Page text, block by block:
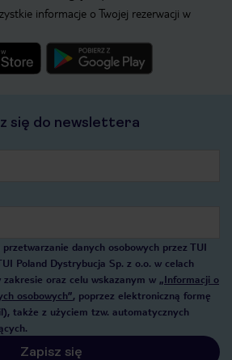
informacje o Twojej rezerwacji w
się do newslettera
danych osobowych przez TUI
Poland Dystrybucja Sp. z o.o. w celach
zakresie oraz celu wskazanym w „Informacji o
osobowych”, poprzez elektroniczną formę
także z użyciem tzw. automatycznych
Zapisz się